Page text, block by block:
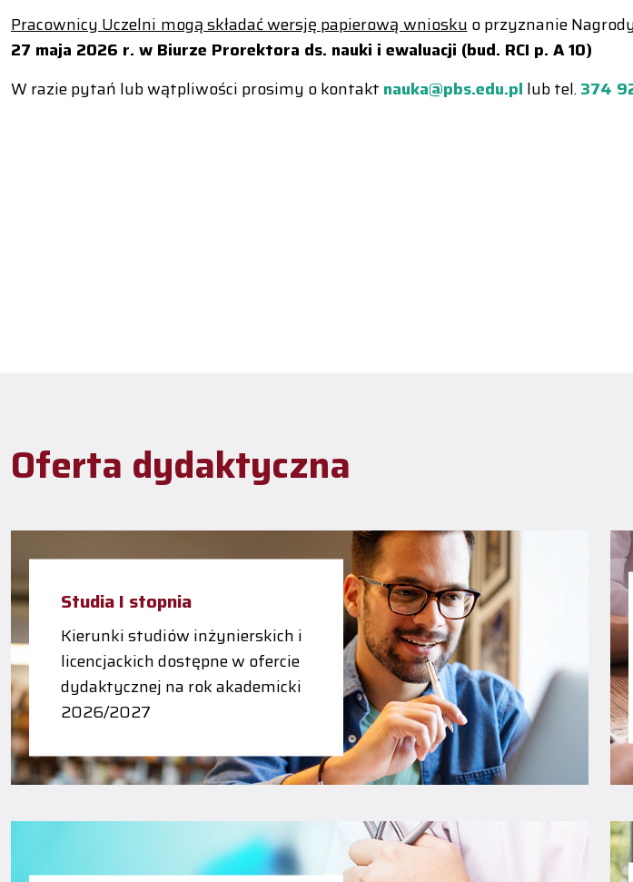
Pracownicy Uczelni mogą składać wersję papierową wnioskuo przyznanie
27 maja 2026 r. w Biurze Prorektora ds. nauki i ewaluacji (bud. RCI p. A 10)
W razie pytań lub wątpliwości prosimy o kontakt nauka@pbs.edu.pl lub tel.374
Oferta dydaktyczna
Studia I stopnia
Kierunki studiów inżynierskich i
licencjackich dostępne w ofercie
dydaktycznej na rok akademicki
2026/2027